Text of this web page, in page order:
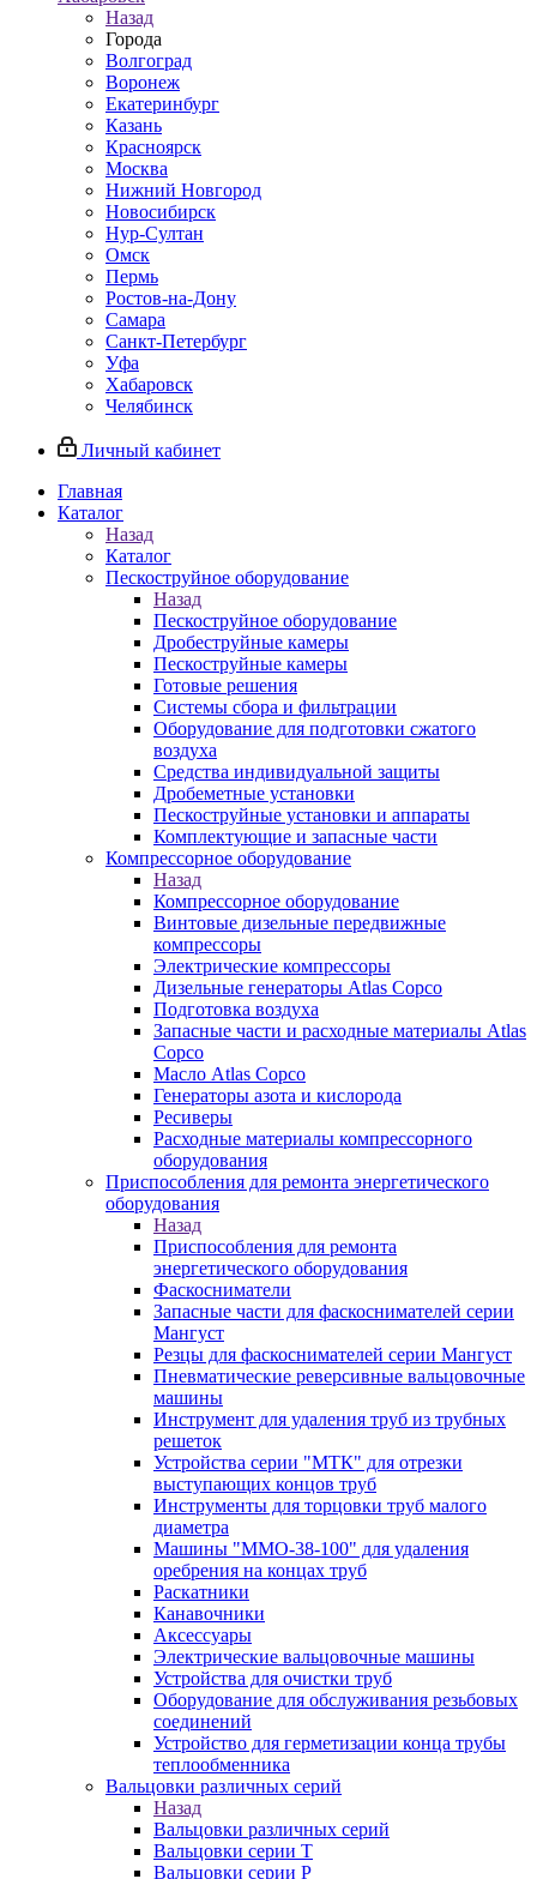
Назад
Города
Волгоград
Воронеж
Екатеринбург
Казань
Красноярск
Москва
Нижний Новгород
Новосибирск
Нур-Султан
Омск
Пермь
Ростов-на-Дону
Самара
Санкт-Петербург
Уфа
Хабаровск
Челябинск
Личный кабинет
Главная
Каталог
Назад
Каталог
Пескоструйное оборудование
Назад
Пескоструйное оборудование
Дробеструйные камеры
Пескоструйные камеры
Готовые решения
Системы сбора и фильтрации
Оборудование для подготовки сжатого
воздуха
Средства индивидуальной защиты
Дробеметные установки
Пескоструйные установки и аппараты
Комплектующие и запасные части
Компрессорное оборудование
Назад
Компрессорное оборудование
Винтовые дизельные передвижные
компрессоры
Электрические компрессоры
Дизельные генераторы Atlas Copco
Подготовка воздуха
Запасные части и расходные материалы Atlas
Copco
Масло Atlas Copco
Генераторы азота и кислорода
Ресиверы
Расходные материалы компрессорного
оборудования
Приспособления для ремонта энергетического
оборудования
Назад
Приспособления для ремонта
энергетического оборудования
Фаскосниматели
Запасные части для фаскоснимателей серии
Мангуст
Резцы для фаскоснимателей серии Мангуст
Пневматические реверсивные вальцовочные
машины
Инструмент для удаления труб из трубных
решеток
Устройства серии "МТК" для отрезки
выступающих концов труб
Инструменты для торцовки труб малого
диаметра
Машины "ММО-38-100" для удаления
оребрения на концах труб
Раскатники
Канавочники
Аксессуары
Электрические вальцовочные машины
Устройства для очистки труб
Оборудование для обслуживания резьбовых
соединений
Устройство для герметизации конца трубы
теплообменника
Вальцовки различных серий
Назад
Вальцовки различных серий
Вальцовки серии Т
Вальцовки серии Р